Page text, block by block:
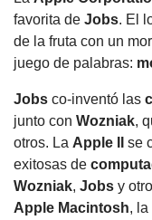
favorita de Jobs. El
de la fruta con un
juego de palabras:
Jobs co-inventó las
junto con Wozniak,
otros. La Apple
se
exitosas de
Wozniak, Jobs y
Apple Macintosh, la